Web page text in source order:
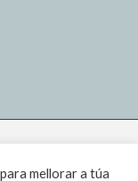
mellorar a túa